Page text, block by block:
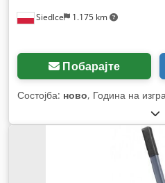
Siedlce 1.175 km
Побарајте
Состојба: ново, Година на